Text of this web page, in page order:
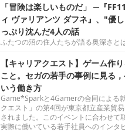
「冒険は楽しいものだ」 ─『
ィ ヴァリアンツ ダフネ』、"優
っぷり沈んだ4人の話
ふたつの沼の住人たちが語る奥深さとは
【キャリアクエスト】ゲーム作
こと。セガの若手の事例に見る
いう働き方
Game*Sparkと4Gamerの合同による
クエスト」の第4回が東京都立産業貿
されました。このイベントに合わせて
実際に働いている若手社員へのインタ